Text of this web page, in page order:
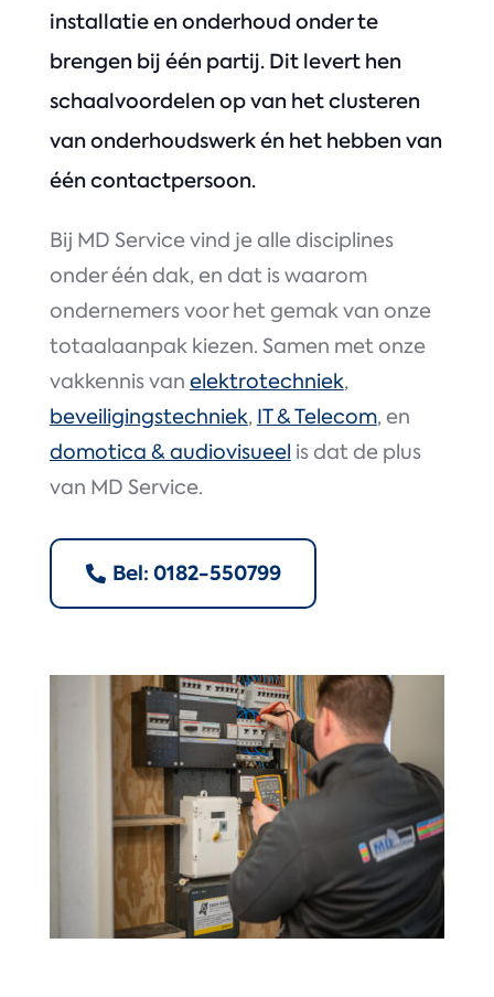
installatie en onderhoud onder te
brengen bij één partij. Dit levert hen
schaalvoordelen op van het clusteren
van onderhoudswerk én het hebben van
één contactpersoon.
Bij MD Service vind je alle disciplines
onder één dak, en dat is waarom
ondernemers voor het gemak van onze
totaalaanpak kiezen. Samen met onze
vakkennis van elektrotechniek,
beveiligingstechniek, IT & Telecom, en
domotica & audiovisueel is dat de plus
van MD Service.
Bel: 0182-550799